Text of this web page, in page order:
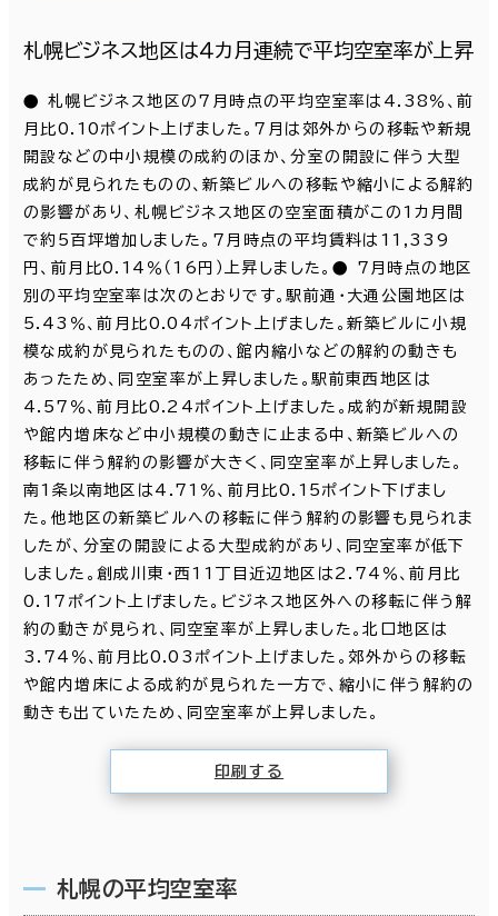
札幌ビジネス地区は４カ月連続で平均空室率が上昇
● 札幌ビジネス地区の7月時点の平均空室率は4.38％、前
月比0.10ポイント上げました。7月は郊外からの移転や新規
開設などの中小規模の成約のほか、分室の開設に伴う大型
成約が見られたものの、新築ビルへの移転や縮小による解約
の影響があり、札幌ビジネス地区の空室面積がこの1カ月間
で約5百坪増加しました。7月時点の平均賃料は11,339
円、前月比0.14％（16円）上昇しました。● 7月時点の地区
別の平均空室率は次のとおりです。駅前通・大通公園地区は
5.43％、前月比0.04ポイント上げました。新築ビルに小規
模な成約が見られたものの、館内縮小などの解約の動きも
あったため、同空室率が上昇しました。駅前東西地区は
4.57％、前月比0.24ポイント上げました。成約が新規開設
や館内増床など中小規模の動きに止まる中、新築ビルへの
移転に伴う解約の影響が大きく、同空室率が上昇しました。
南1条以南地区は4.71％、前月比0.15ポイント下げまし
た。他地区の新築ビルへの移転に伴う解約の影響も見られま
したが、分室の開設による大型成約があり、同空室率が低下
しました。創成川東・西11丁目近辺地区は2.74％、前月比
0.17ポイント上げました。ビジネス地区外への移転に伴う解
約の動きが見られ、同空室率が上昇しました。北口地区は
3.74％、前月比0.03ポイント上げました。郊外からの移転
や館内増床による成約が見られた一方で、縮小に伴う解約の
動きも出ていたため、同空室率が上昇しました。
印刷する
札幌の平均空室率